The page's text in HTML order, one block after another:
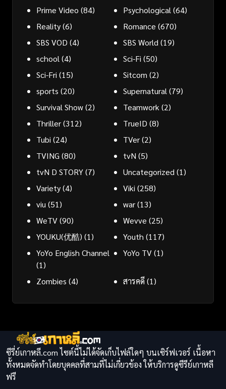
Prime Video (84) Psychological (64)
Reality(6) Romance (670)
SBS VOD (4) SBS World (19)
school (4) Sci-Fi (50)
Sci-Fri (15) Sitcom (2)
sports (20) Supernatural (79)
Survival Show(2) Teamwork (2)
Thriller(312) TrueID (8)
Tubi (24) TVer(2)
TVING (80) tvN (5)
tvN D STORY(7) Uncategorized (1)
Variety(4) Viki (258)
viu (51) war(13)
WeTV(90) Wevve (25)
YOUKU(优酷) (1) Youth (117)
YoYo English Channel
(1)
YoYo TV(1)
Zombies (4) สารคดี(1)
ซีรี่ย์เกาหลี.com ไซต์นี้ไม่ได้จัดเก็บไฟล์ใดๆ บนเซิร์ฟเวอร์ เนื้อหา
ทั้งหมดจัดทำโดยบุคคลที่สามที่ไม่เกี่ยวข้อง ให้บริการดูซีรีย์เกาหลี
ฟรี